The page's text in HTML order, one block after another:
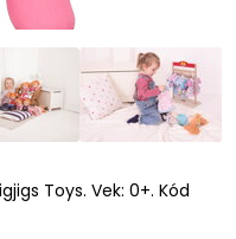
Toys. Vek: 0+. Kód